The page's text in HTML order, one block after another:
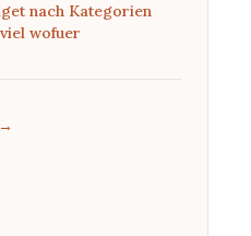
nach Kategorien
wofuer
→